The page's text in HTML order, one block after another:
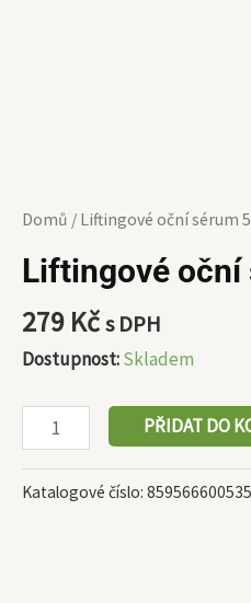
Domů / Liftingové oční sérum
Liftingové oční
279 Kčs DPH
Dostupnost:Skladem
PŘIDAT DO
Katalogové číslo: